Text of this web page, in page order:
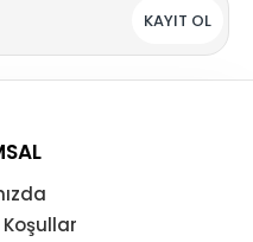
KAYIT OL